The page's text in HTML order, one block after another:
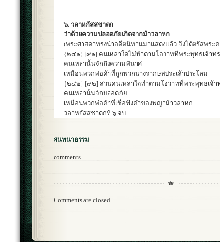
๖. วลาหกัสสชาดก
ว่าด้วยความปลอดภัยเกิดจากม้าวลาหก
(พระศาสดาทรงนำอดีตนิทานมาแสดงแล้ว จึงได้ตรัสพระค
{๒๔๑} [๙๑] คนเหล่าใดไม่ทำตามโอวาทที่พระพุทธเจ้าทร
คนเหล่านั้นจักถึงความพินาศ
เหมือนพวกพ่อค้าที่ถูกพวกนางรากษสประเล้าประโลม
{๒๔๒} [๙๒] ส่วนคนเหล่าใดทำตามโอวาทที่พระพุทธเจ้า
คนเหล่านั้นจักปลอดภัย
เหมือนพวกพ่อค้าที่เชื่อฟังคำของพญาม้าวลาหก
วลาหกัสสชาดกที่ ๖ จบ
สนทนาธรรม
comments
Comments are closed.